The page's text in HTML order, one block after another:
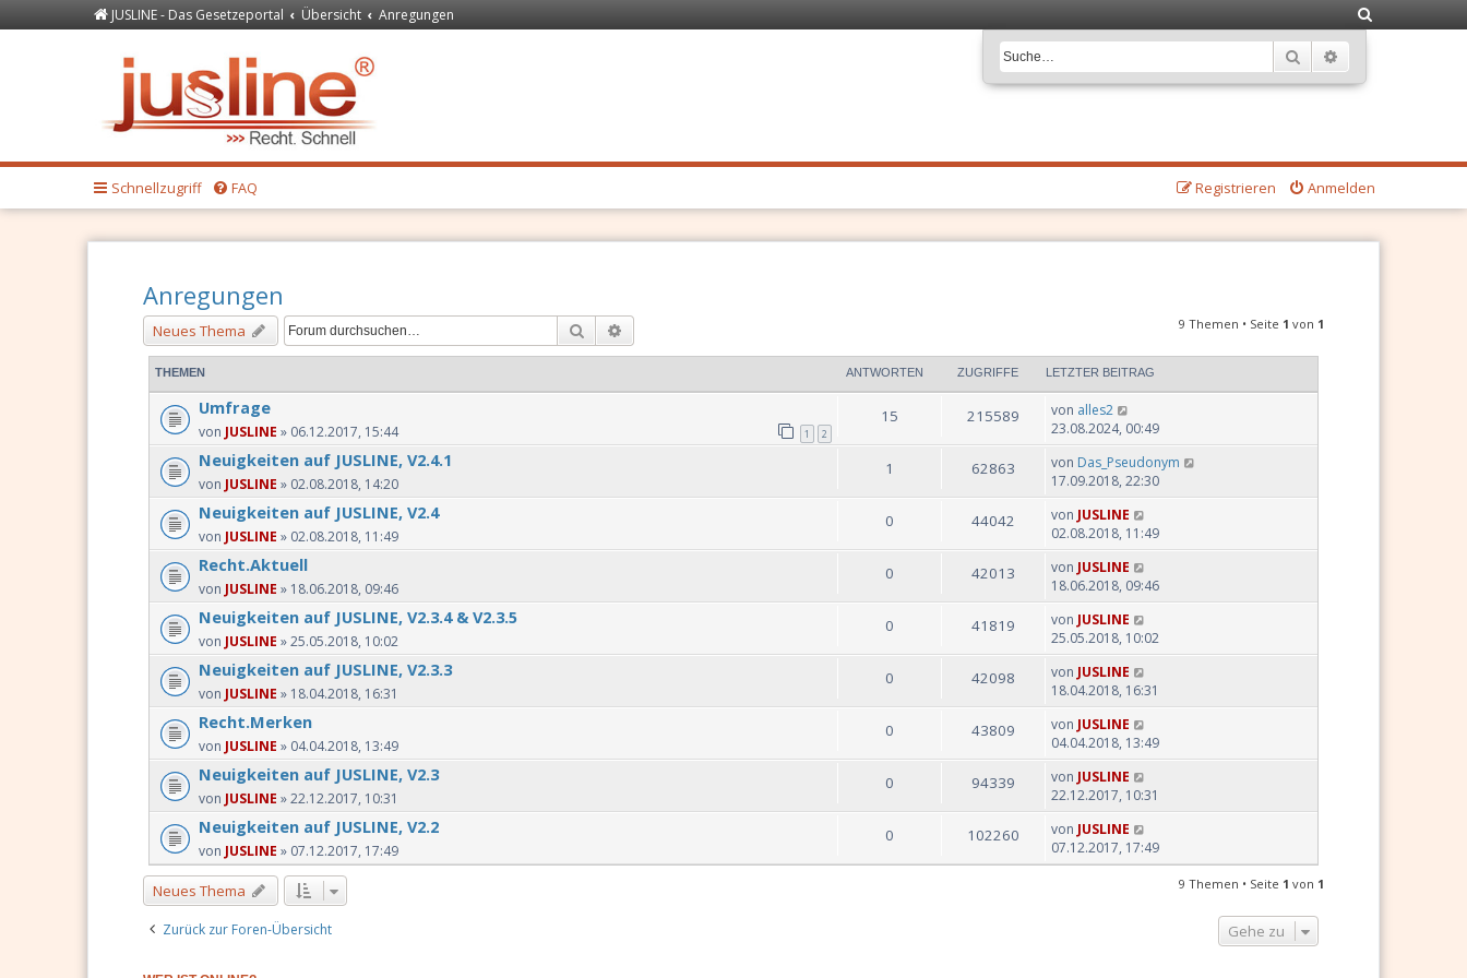
JUSLINE - Das Gesetzeportal Übersicht Anregungen
Suche
Schnellzugriff FAQ Anmelden
Registrieren
Anregungen
Neues Thema Suche 9 Themen • Seite 1 von 1
THEMEN ANTWORTEN ZUGRIFFE LETZTER BEITRAG
Umfrage
von JUSLINE » 06.12.2017, 15:44 1 2
15 215589 von alles2
23.08.2024, 00:49
Neuigkeiten auf JUSLINE, V2.4.1
von JUSLINE » 02.08.2018, 14:20
1 62863 von Das_Pseudonym
17.09.2018, 22:30
Neuigkeiten auf JUSLINE, V2.4
von JUSLINE » 02.08.2018, 11:49
0 44042 von JUSLINE
02.08.2018, 11:49
Recht.Aktuell
von JUSLINE » 18.06.2018, 09:46
0 42013 von JUSLINE
18.06.2018, 09:46
Neuigkeiten auf JUSLINE, V2.3.4 & V2.3.5
von JUSLINE » 25.05.2018, 10:02
0 41819 von JUSLINE
25.05.2018, 10:02
Neuigkeiten auf JUSLINE, V2.3.3
von JUSLINE » 18.04.2018, 16:31
0 42098 von JUSLINE
18.04.2018, 16:31
Recht.Merken
von JUSLINE » 04.04.2018, 13:49
0 43809 von JUSLINE
04.04.2018, 13:49
Neuigkeiten auf JUSLINE, V2.3
von JUSLINE » 22.12.2017, 10:31
0 94339 von JUSLINE
22.12.2017, 10:31
Neuigkeiten auf JUSLINE, V2.2
von JUSLINE » 07.12.2017, 17:49
0 102260 von JUSLINE
07.12.2017, 17:49
Neues Thema 9 Themen • Seite 1 von 1
Zurück zur Foren-Übersicht Gehe zu